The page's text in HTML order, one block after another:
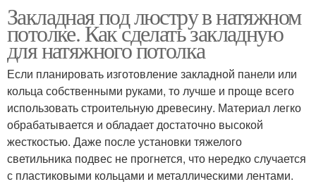
Закладная под люстру в натяжном
потолке. Как сделать закладную
для натяжного потолка
Если планировать изготовление закладной панели или
кольца собственными руками, то лучше и проще всего
использовать строительную древесину. Материал легко
обрабатывается и обладает достаточно высокой
жесткостью. Даже после установки тяжелого
светильника подвес не прогнется, что нередко случается
с пластиковыми кольцами и металлическими лентами.